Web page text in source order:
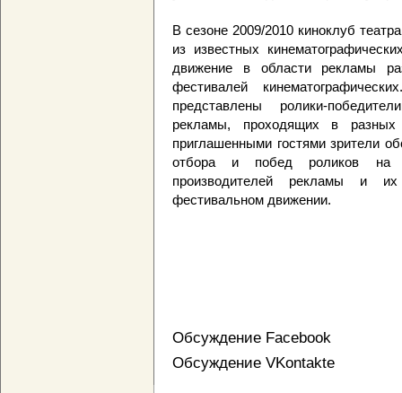
В сезоне 2009/2010 киноклуб
из известных
движение в области рекламы
фестивалей
представлены ролики-
рекламы, проходящих в
приглашенными гостями зрители
отбора и побед роликов на
производителей рекламы и
фестивальном движении.
Обсуждение Facebook
Обсуждение VKontakte